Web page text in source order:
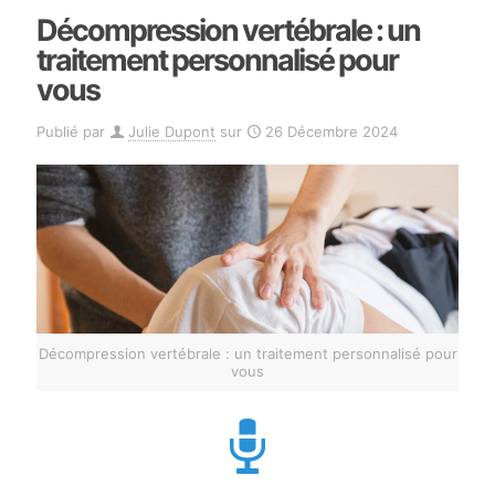
Décompression vertébrale : un
traitement personnalisé pour
vous
Publié par Julie Dupont sur 26 Décembre 2024
Décompression vertébrale : un traitement personnalisé pour
vous